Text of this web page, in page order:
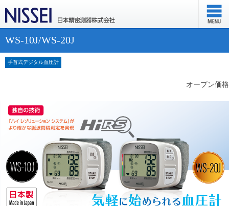
WS-10J/WS-20J
手首式デジタル血圧計
オープン価格